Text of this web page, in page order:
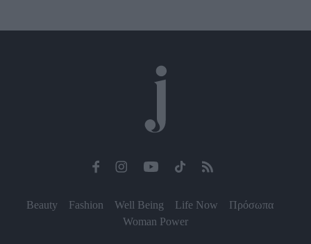
Beauty Fashion Well Being Life Now
Πρόσωπα
Woman Power